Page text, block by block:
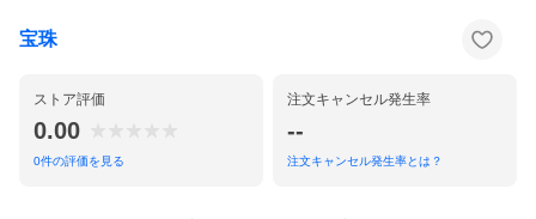
宝珠
ストア評価
0.00
0件の評価を見る
注文キャンセル発生率
--
注文キャンセル発生率とは？